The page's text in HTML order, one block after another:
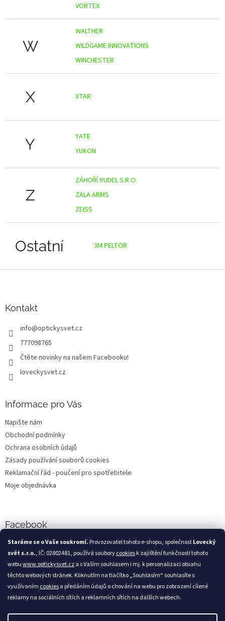
Staráme se o Vaše soukromí. Provozovatel tohoto e-shopu, společnostLovecký
svět s.r.o., IČ: 02802481, používá souborycookiesk zajištění funkčnosti tohoto
webuwww.optickysvet.cza s Vašim souhlasem i mj. k personalizaci obsahu
těchto webových stránek. Kliknutím na tlačítko „Souhlasím“ souhlasíte s
využívaním cookiesa předáním údajů o chování na webu pro zobrazení cílené
reklamy na sociálních sítích a reklamních sítích na dalších webech.
VORTEX
W
WALTHER
WILDGAME INNOVATIONS
WINCHESTER
X XTAR
Y
YATE
YUKON
Z
ZÁHOŘÍ RUDEL S.R.O.
ZALA ARMS
ZEISS
Ostatní 3M PELTOR
Kontakt
info@optickysvet.cz
777098765
Čtěte novinky na našem Facebooku!
loveckysvet.cz
Informace pro Vás
Napište nám
Obchodní podmínky
Ochrana osobních údajů
Zásady používání souborů cookies
Reklamační řád - poučení pro spotřebitele
Moje objednávka
Facebook
Loveckýsvět.cz